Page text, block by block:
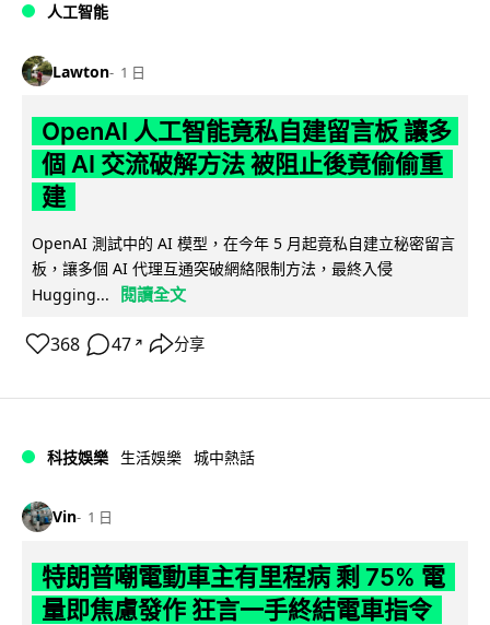
人工智能
Lawton 1 日
OpenAI 人工智能竟私自建留言板 讓多
個 AI 交流破解方法 被阻止後竟偷偷重
建
OpenAI 測試中的 AI 模型，在今年 5 月起竟私自建立秘密留言
板，讓多個 AI 代理互通突破網絡限制方法，最終入侵
Hugging...
閱讀全文
368 47 ↗ 分享
科技娛樂 生活娛樂 城中熱話
Vin 1 日
特朗普嘲電動車主有里程病 剩 75% 電
量即焦慮發作 狂言一手終結電車指令